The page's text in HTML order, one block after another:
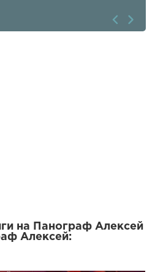
на Панограф Алексей
Алексей: